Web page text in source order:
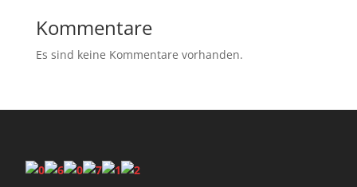
Kommentare
Es sind keine Kommentare vorhanden.